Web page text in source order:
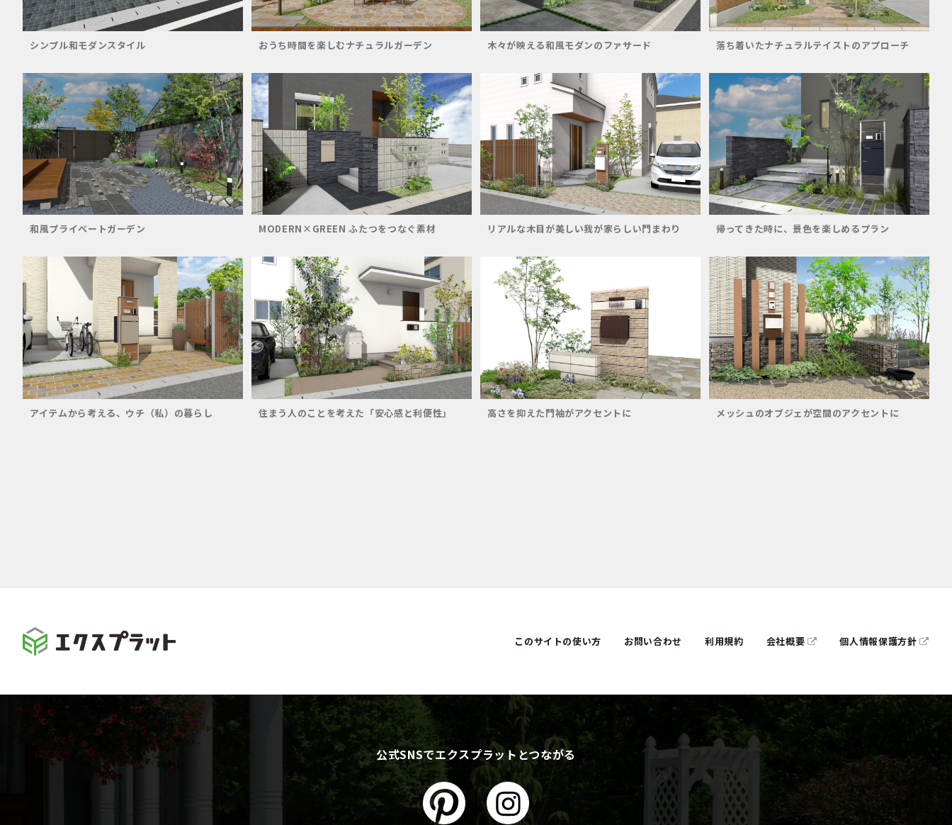
シンプル和モダンスタイル おうち時間を楽しむナチュラルガーデン 木々が映える和風モダンのファサード 落ち着いたナチュラルテイストのアプローチ
和風プライベートガーデン MODERN×GREEN ふたつをつなぐ素材 リアルな木目が美しい我が家らしい門まわり 帰ってきた時に、景色を楽しめるプラン
アイテムから考える、ウチ（私）の暮らし 住まう人のことを考えた「安心感と利便性」 高さを抑えた門袖がアクセントに メッシュのオブジェが空間のアクセントに
このサイトの使い方 お問い合わせ 利用規約 会社概要 個人情報保護方針
公式SNSでエクスプラットとつながる